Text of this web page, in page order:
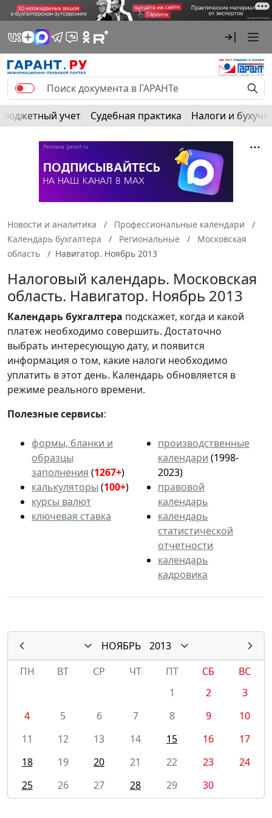
Бюджетный учет Судебная практика Налоги и
Новости и аналитика
Профессиональные календари
Календарь бухгалтера
Региональные
Московская
область
Навигатор. Ноябрь 2013
Налоговый календарь. Московская
область. Навигатор. Ноябрь 2013
Календарьбухгалтера подскажет, когда и какой
платеж необходимо совершить. Достаточно
выбрать интересующую дату, и появится
информация о том, какие налоги необходимо
уплатить в этот день. Календарь обновляется в
режиме реального времени.
Полезные сервисы:
формы, бланки и
образцы
заполнения (1267+)
калькуляторы (100+)
курсы валют
ключевая ставка
производственные
календари (1998-
2023)
правовой
календарь
календарь
статистической
отчетности
календарь
кадровика
НОЯБРЬ
2013
ПН
ВТ СР ЧТ ПТ СБ
ВС
1
2
3
4
5 6 7 8 9
10
11
12 13 14 15 16
17
18
19 20 21 22 23
24
25
26 27 28 29 30